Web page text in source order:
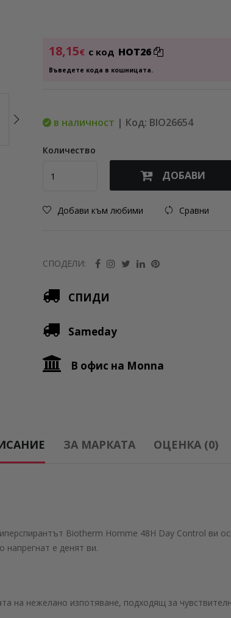
18,15€ с код HOT26
Въведете кода в кошницата.
в наличност | Код: BIO26654
Количество
ДОБАВИ
Добави към любими Сравни
СПОДЕЛИ:
СПИДИ
Sameday
В офис на Monna
ЗА МАРКАТА ОЦЕНКА (0)
Biotherm Homme 48H Day Control ви
напрегнат е денят ви.
на нежелано изпотяване, подходящ за